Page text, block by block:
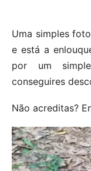
Uma simples
e está a
por um
conseguires
Não acreditas?